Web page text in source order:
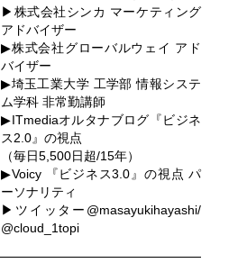
▶株式会社シンカ マーケティング
アドバイザー
▶株式会社グローバルウェイ アド
バイザー
▶埼玉工業大学 工学部 情報システ
ム学科 非常勤講師
▶ITmediaオルタナブログ『ビジネ
ス2.0』の視点
（毎日5,500日超/15年）
▶Voicy 『ビジネス3.0』の視点 パ
ーソナリティ
▶ツイッター@masayukihayashi/
@cloud_1topi